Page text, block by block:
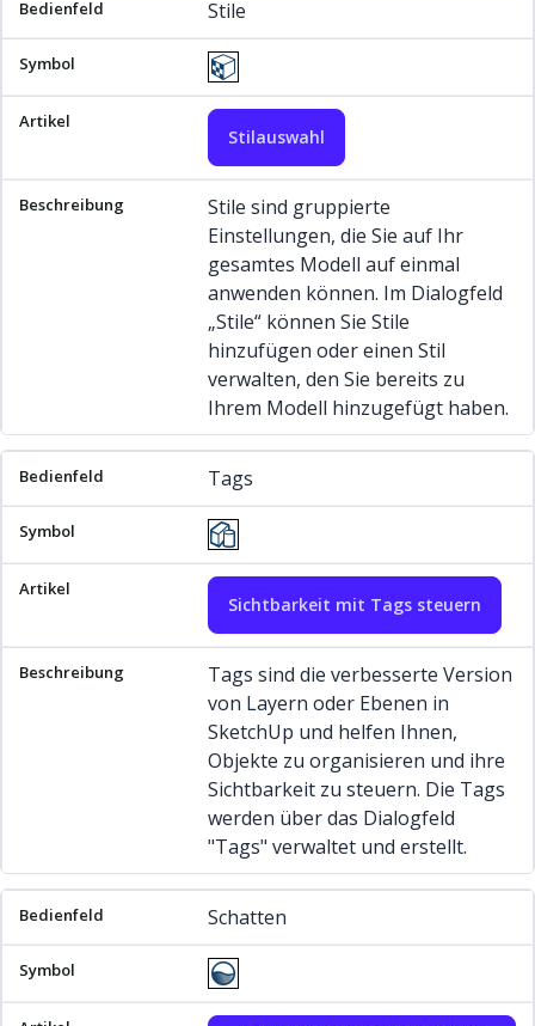
Stile
Stilauswahl
Stile sind gruppierte
Einstellungen, die Sie auf Ihr
gesamtes Modell auf einmal
anwenden können. Im Dialogfeld
„Stile“ können Sie Stile
hinzufügen oder einen Stil
verwalten, den Sie bereits zu
Ihrem Modell hinzugefügt haben.
Tags
Sichtbarkeit mit Tags steuern
Tags sind die verbesserte Version
von Layern oder Ebenen in
SketchUp und helfen Ihnen,
Objekte zu organisieren und ihre
Sichtbarkeit zu steuern. Die Tags
werden über das Dialogfeld
"Tags" verwaltet und erstellt.
Schatten